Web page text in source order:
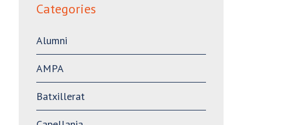
Categories
Alumni
AMPA
Batxillerat